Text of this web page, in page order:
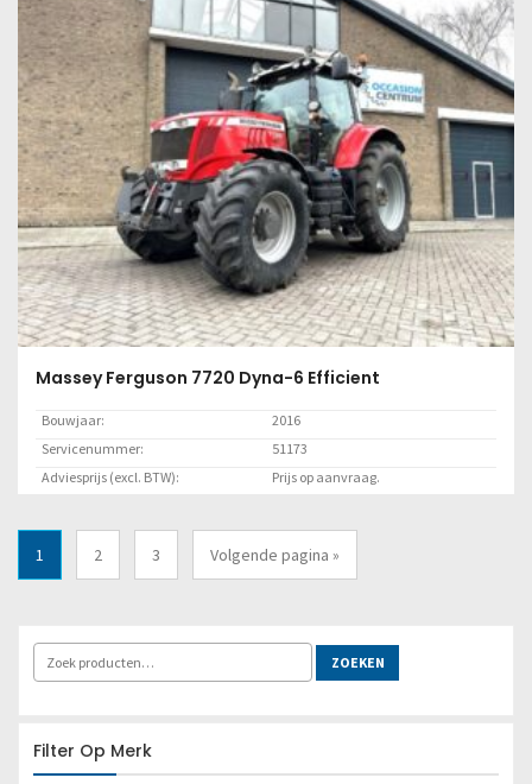
Lees meer
Massey Ferguson 7720 Dyna-6 Efficient
Bouwjaar:
2016
Servicenummer:
51173
Adviesprijs (excl. BTW):
Prijs op aanvraag.
Lees meer
1 2 3 Volgende pagina »
ZOEKEN
Filter Op Merk